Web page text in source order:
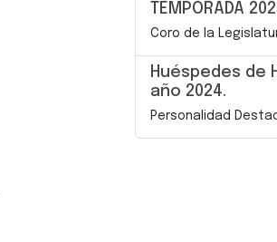
TEMPORADA
Coro de la
Huéspedes de
año 2024.
Personalidad